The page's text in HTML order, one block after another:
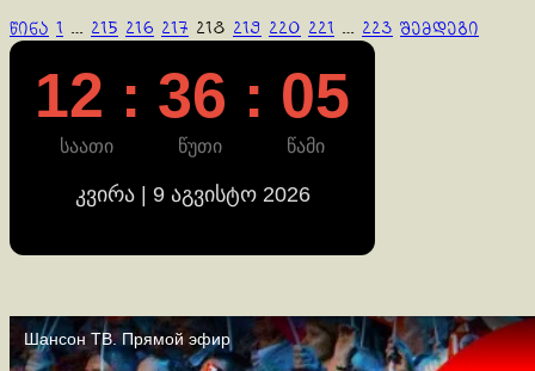
ჩანაწერების
გვერდებათ
დაშლა
წინა 1 … 215 216 217 218 219 220 221 … 223 შემდეგი
12 : 36 : 05
საათი წუთი წამი
კვირა | 9 აგვისტო 2026